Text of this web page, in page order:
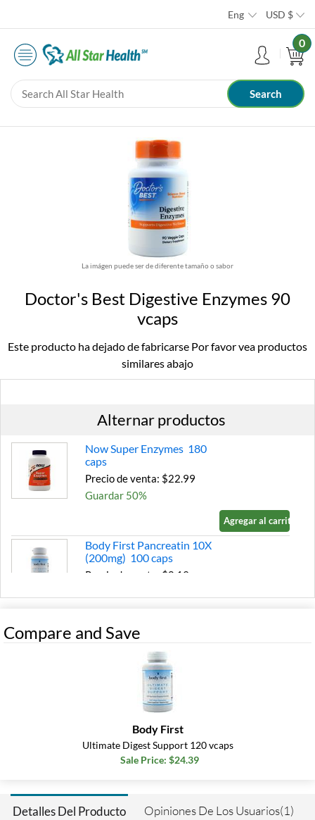
Eng USD $
0
La imágen puede ser de diferente tamaño o sabor
Doctor's Best Digestive Enzymes 90
vcaps
Este producto ha dejado de fabricarse Por favor vea productos
similares abajo
Alternar productos
Now Super Enzymes 180
caps
Precio de venta: $22.99
Guardar 50%
Agregar al carrito »
Body First Pancreatin 10X
(200mg) 100 caps
Precio de venta: $8.19
Compare and Save
Body First
Ultimate Digest Support 120 vcaps
Sale Price: $24.39
Detalles Del Producto Opiniones De Los Usuarios(1)